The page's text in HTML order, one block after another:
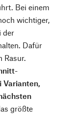
Bei einem
wichtiger,
der
Dafür
Rasur.
Varianten,
größte